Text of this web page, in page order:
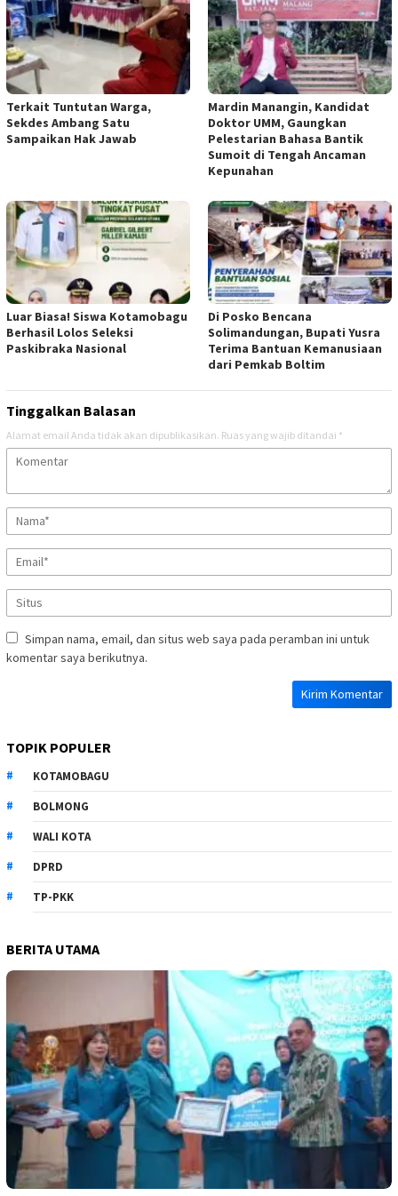
Terkait Tuntutan Warga,
Sekdes Ambang Satu
Sampaikan Hak Jawab
Mardin Manangin, Kandidat
Doktor UMM, Gaungkan
Pelestarian Bahasa Bantik
Sumoit di Tengah Ancaman
Kepunahan
Luar Biasa! Siswa Kotamobagu
Berhasil Lolos Seleksi
Paskibraka Nasional
Di Posko Bencana
Solimandungan, Bupati Yusra
Terima Bantuan Kemanusiaan
dari Pemkab Boltim
Tinggalkan Balasan
Alamat email Anda tidak akan dipublikasikan. Ruas yang wajib ditandai *
Simpan nama, email, dan situs web saya pada peramban ini untuk
komentar saya berikutnya.
TOPIK POPULER
KOTAMOBAGU
BOLMONG
WALI KOTA
DPRD
TP-PKK
BERITA UTAMA